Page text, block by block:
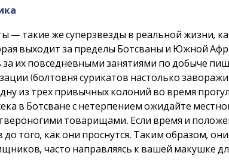
— такие же суперзвезды в реальной жизни,
выходит за пределы Ботсваны и Южной
за их повседневными занятиями по добыче
(болтовня сурикатов настолько
из трех привычных колоний во время
в Ботсване с нетерпением ожидайте
товарищами. Если время и
того, как они проснутся. Таким образом,
часто направляясь к вашей макушке